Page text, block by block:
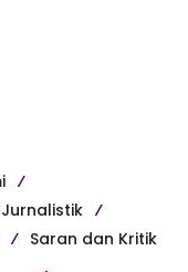
Saran dan Kritik